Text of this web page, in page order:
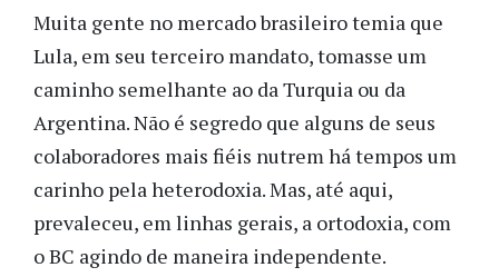
Muita gente no mercado brasileiro temia que
Lula, em seu terceiro mandato, tomasse um
caminho semelhante ao da Turquia ou da
Argentina. Não é segredo que alguns de seus
colaboradores mais fiéis nutrem há tempos um
carinho pela heterodoxia. Mas, até aqui,
prevaleceu, em linhas gerais, a ortodoxia, com
o BC agindo de maneira independente.